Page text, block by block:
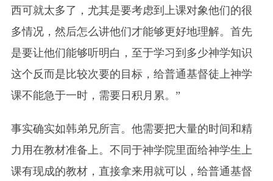
西可就太多了，尤其是要考虑到上课对象他们的很
多情况，然后怎么讲他们才能够更好地理解。首先
是要让他们能够听明白，至于学习到多少神学知识
这个反而是比较次要的目标，给普通基督徒上神学
课不能急于一时，需要日积月累。”
事实确实如韩弟兄所言。他需要把大量的时间和精
力用在教材准备上。不同于神学院里面给神学生上
课有现成的教材，直接拿来用就可以，给普通基督